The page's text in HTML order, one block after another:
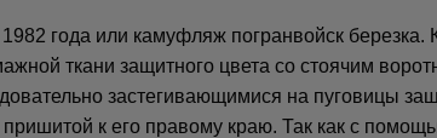
года или камуфляж погранвойск
ткани защитного цвета со стоячим
застегивающимися на пуговицы
к его правому краю. Так как с